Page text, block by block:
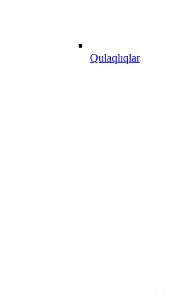
Qulaqlıqlar